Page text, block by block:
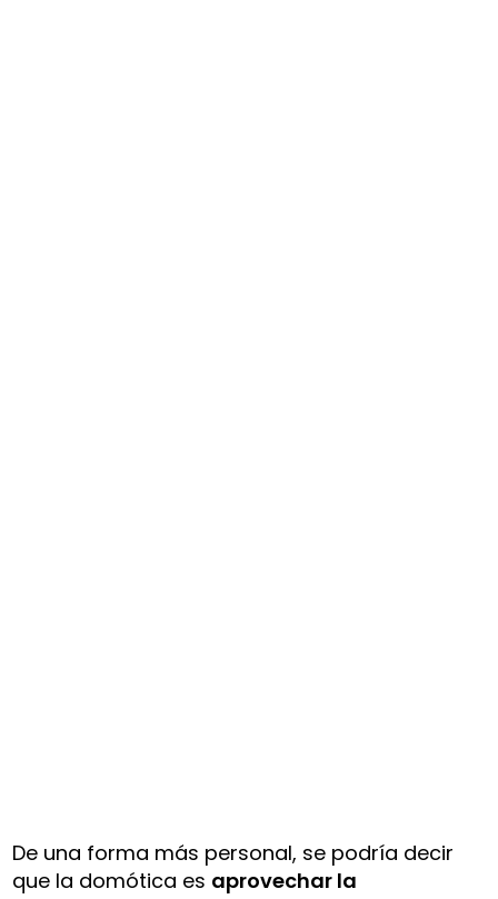
De una forma más personal, se podría decir
que la domótica es aprovechar la